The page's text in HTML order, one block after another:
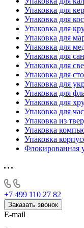
Упаковка для
Упаковка для
Упаковка для
Упаковка для
Упаковка для
Упаковка для
Упаковка для
Упаковка для
Упаковка для
Упаковка для
Упаковка для
Упаковка для
Упаковка из
Упаковка
Упаковка
Флокированная
+7 499 110 27 82
Заказать звонок
E-mail